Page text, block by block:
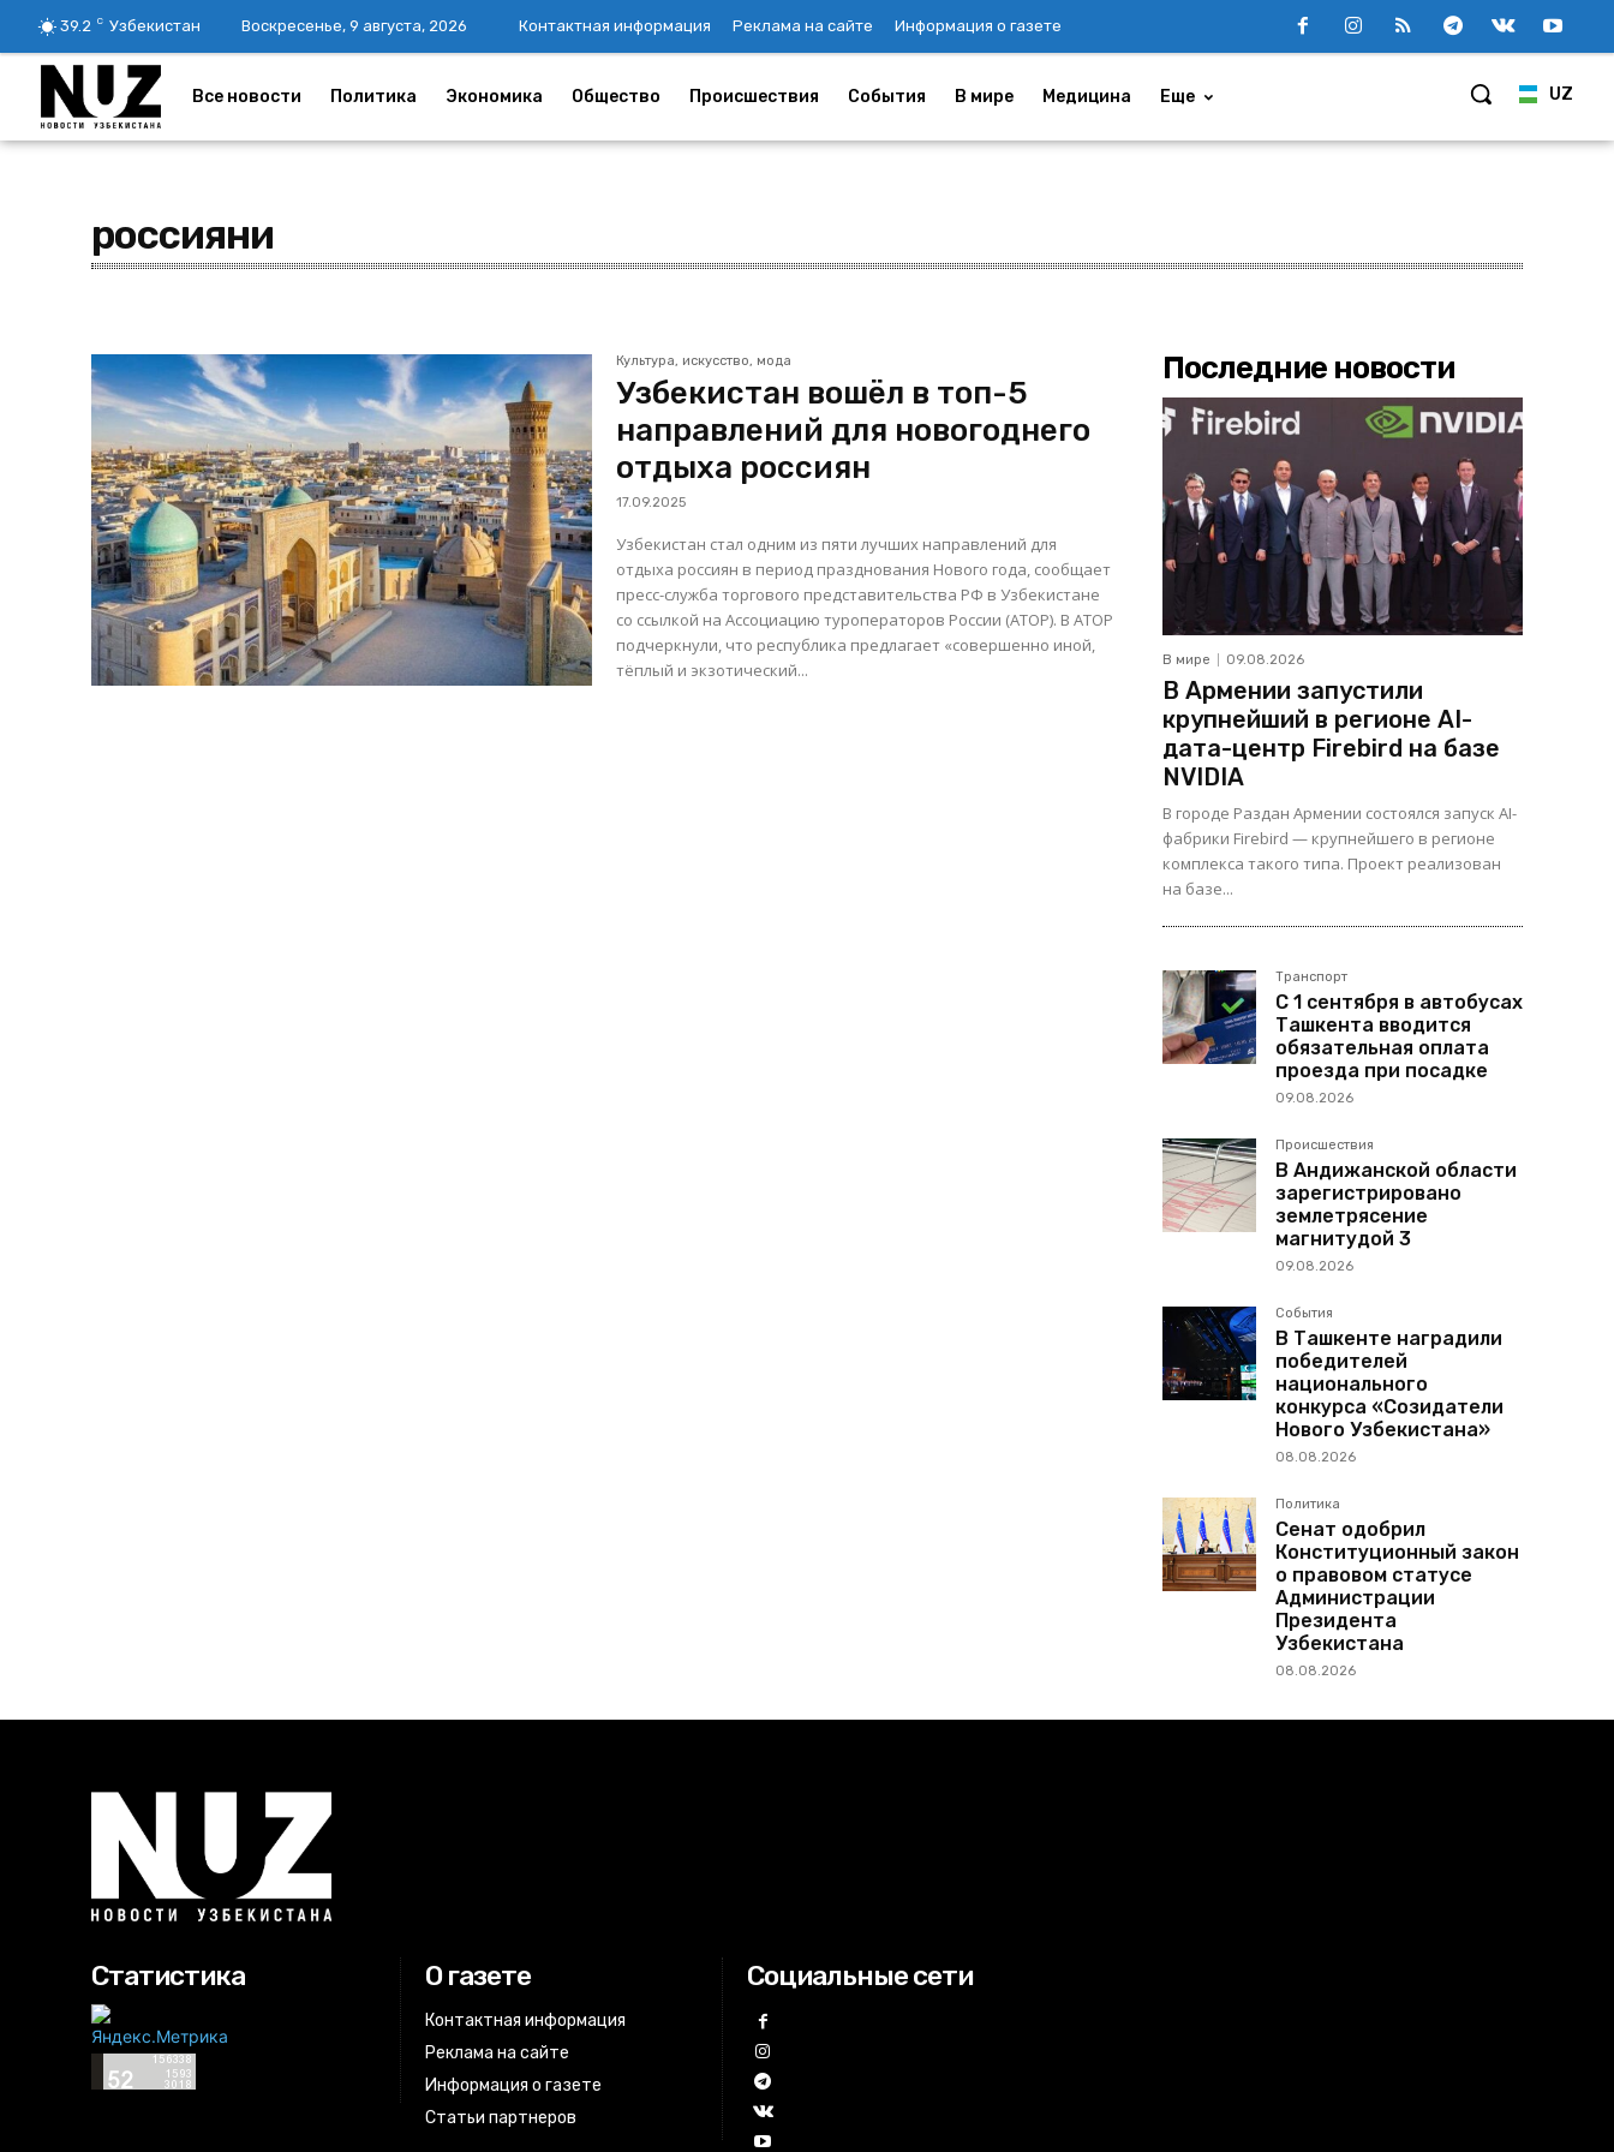
39.2 C Узбекистан Воскресенье, 9 августа, 2026 Контактная информация Реклама на сайте Информация о газете
UZ
Все новости Политика Экономика Общество Происшествия События В мире Медицина Еще
россияни
Культура, искусство, мода
Узбекистан вошёл в топ-5
направлений для новогоднего
отдыха россиян
17.09.2025
Узбекистан стал одним из пяти лучших направлений для
отдыха россиян в период празднования Нового года, сообщает
пресс-служба торгового представительства РФ в Узбекистане
со ссылкой на Ассоциацию туроператоров России (АТОР). В АТОР
подчеркнули, что республика предлагает «совершенно иной,
тёплый и экзотический...
Последние новости
В мире 09.08.2026
В Армении запустили
крупнейший в регионе AI-
дата-центр Firebird на базе
NVIDIA
В городе Раздан Армении состоялся запуск AI-
фабрики Firebird — крупнейшего в регионе
комплекса такого типа. Проект реализован
на базе...
Транспорт
С 1 сентября в автобусах
Ташкента вводится
обязательная оплата
проезда при посадке
09.08.2026
Происшествия
В Андижанской области
зарегистрировано
землетрясение
магнитудой 3
09.08.2026
События
В Ташкенте наградили
победителей
национального
конкурса «Созидатели
Нового Узбекистана»
08.08.2026
Политика
Сенат одобрил
Конституционный закон
о правовом статусе
Администрации
Президента
Узбекистана
08.08.2026
Статистика О газете
Контактная информация
Реклама на сайте
Информация о газете
Статьи партнеров
Социальные сети